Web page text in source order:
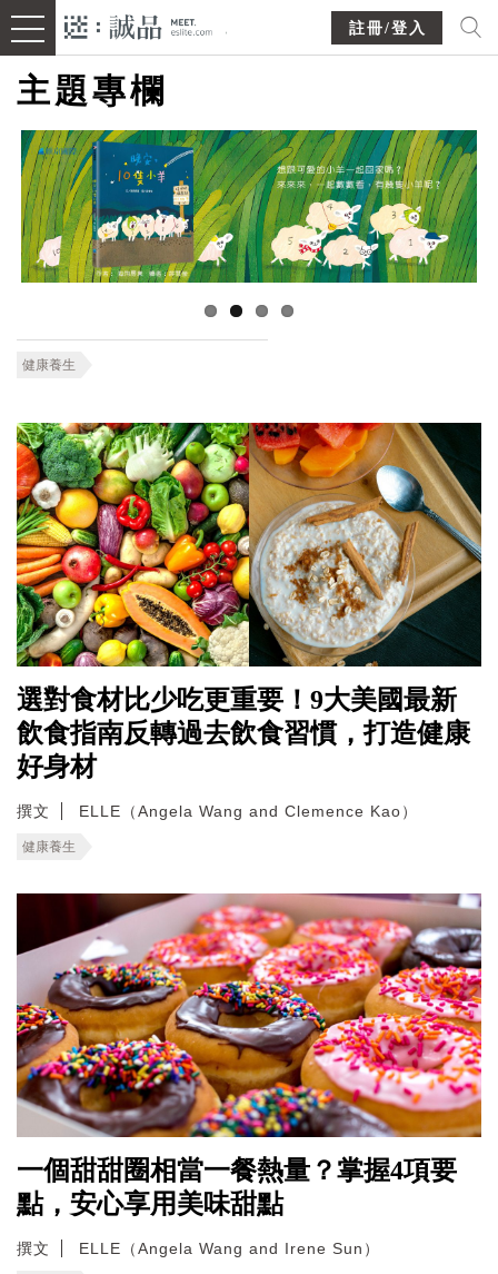
註冊/登入
主題專欄
健康養生
選對食材比少吃更重要！9大美國最新
飲食指南反轉過去飲食習慣，打造健康
好身材
撰文 ELLE（Angela Wang and Clemence Kao）
健康養生
一個甜甜圈相當一餐熱量？掌握4項要
點，安心享用美味甜點
撰文 ELLE（Angela Wang and Irene Sun）